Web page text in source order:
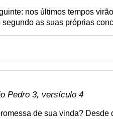
nos últimos tempos
as suas próprias
Pedro 3, versículo 4
de sua vinda? Desde